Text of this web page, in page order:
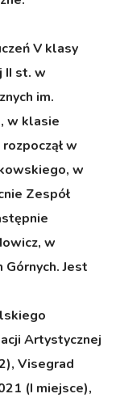
V klasy
II st. w
im.
w klasie
w
w
Zespół
w
Jest
Artystycznej
Visegrad
(I miejsce),